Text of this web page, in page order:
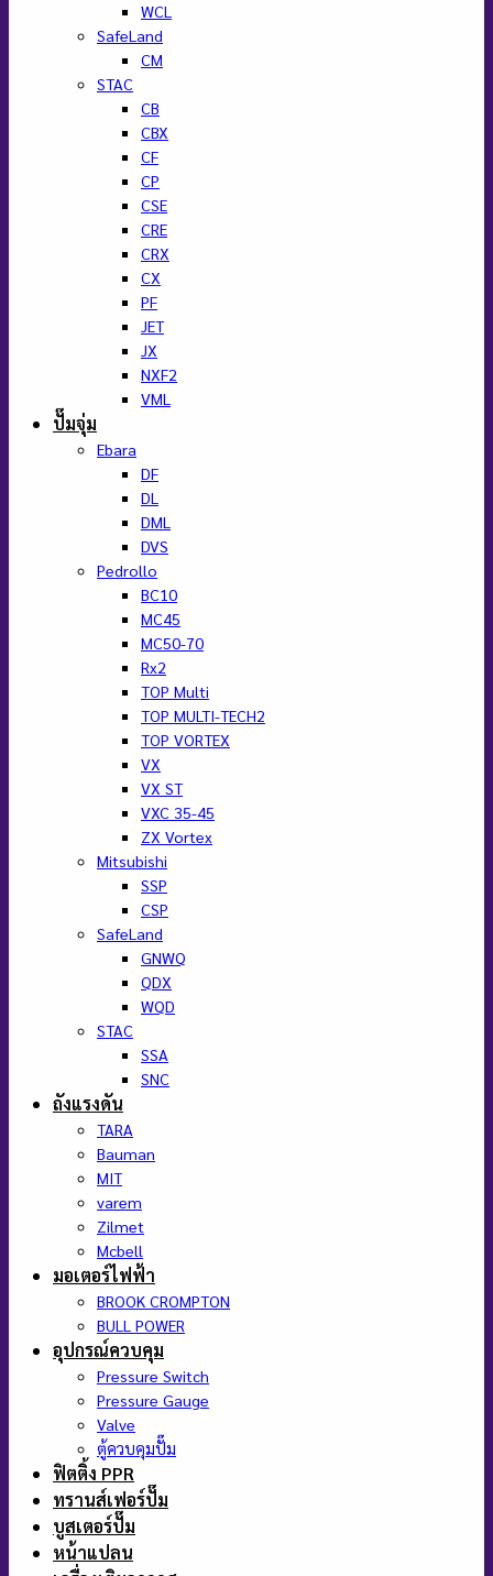
WCL
SafeLand
CM
STAC
CB
CBX
CF
CP
CSE
CRE
CRX
CX
PF
JET
JX
NXF2
VML
ปั๊มจุ่ม
Ebara
DF
DL
DML
DVS
Pedrollo
BC10
MC45
MC50-70
Rx2
TOP Multi
TOP MULTI-TECH2
TOP VORTEX
VX
VX ST
VXC 35-45
ZX Vortex
Mitsubishi
SSP
CSP
SafeLand
GNWQ
QDX
WQD
STAC
SSA
SNC
ถังแรงดัน
TARA
Bauman
MIT
varem
Zilmet
Mcbell
มอเตอร์ไฟฟ้า
BROOK CROMPTON
BULL POWER
อุปกรณ์ควบคุม
Pressure Switch
Pressure Gauge
Valve
ตู้ควบคุมปั๊ม
ฟิตติ้ง PPR
ทรานส์เฟอร์ปั๊ม
บูสเตอร์ปั๊ม
หน้าแปลน